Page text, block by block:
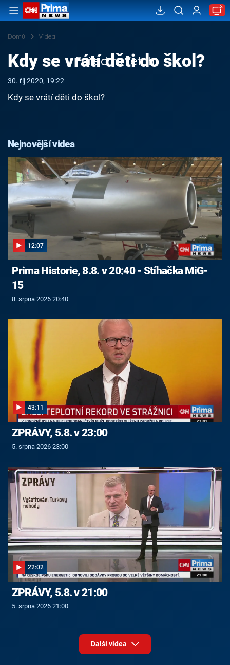
Domů Videa
Failed to fetch
Kdy se vrátí děti do škol?
30. říj 2020, 19:22
Kdy se vrátí děti do škol?
Nejnovější videa
12:07
Prima Historie, 8.8. v 20:40 - Stíhačka MiG-
15
8. srpna 2026 20:40
43:11
ZPRÁVY, 5.8. v 23:00
5. srpna 2026 23:00
22:02
ZPRÁVY, 5.8. v 21:00
5. srpna 2026 21:00
Další videa